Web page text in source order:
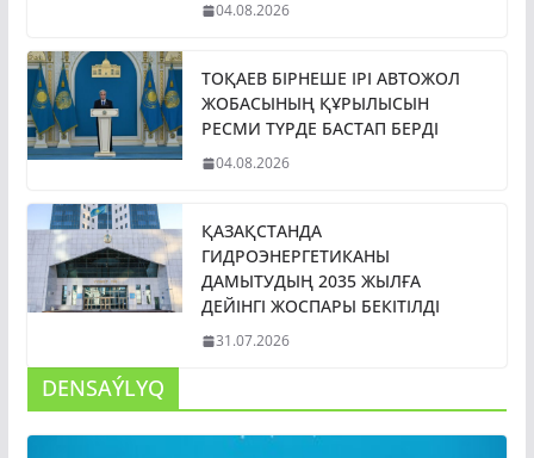
04.08.2026
ТОҚАЕВ БІРНЕШЕ ІРІ АВТОЖОЛ
ЖОБАСЫНЫҢ ҚҰРЫЛЫСЫН
РЕСМИ ТҮРДЕ БАСТАП БЕРДІ
04.08.2026
ҚАЗАҚСТАНДА
ГИДРОЭНЕРГЕТИКАНЫ
ДАМЫТУДЫҢ 2035 ЖЫЛҒА
ДЕЙІНГІ ЖОСПАРЫ БЕКІТІЛДІ
31.07.2026
DENSAÝLYQ